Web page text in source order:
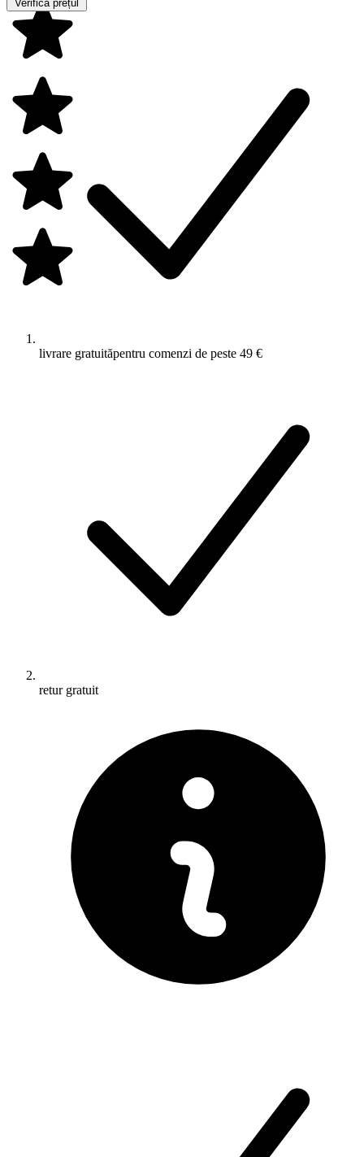
Verifică prețul
livrare gratuităpentru comenzi de peste 49 €
retur gratuit